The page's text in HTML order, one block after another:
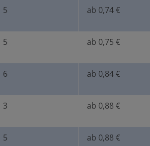
5 ab 0,74 €
5 ab 0,75 €
6 ab 0,84 €
3 ab 0,88 €
5 ab 0,88 €